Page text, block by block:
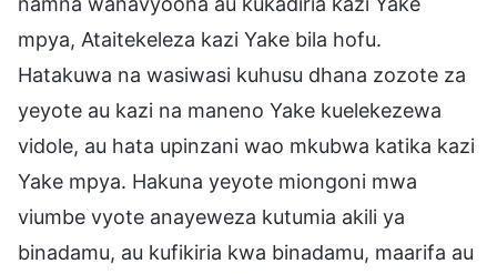
mpya, Ataitekeleza kazi Yake bila hofu.
Hatakuwa na wasiwasi kuhusu dhana zozote za
yeyote au kazi na maneno Yake kuelekezewa
vidole, au hata upinzani wao mkubwa katika kazi
Yake mpya. Hakuna yeyote miongoni mwa
viumbe vyote anayeweza kutumia akili ya
binadamu, au kufikiria kwa binadamu, maarifa au